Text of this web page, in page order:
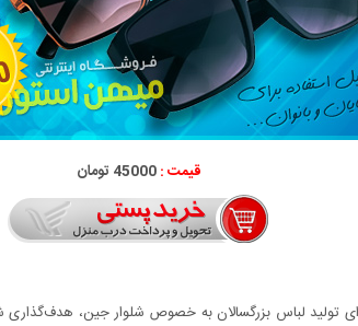
قیمت :45000 تومان
لباس بزرگسالان به خصوص شلوار جین، هدف‌گذاری